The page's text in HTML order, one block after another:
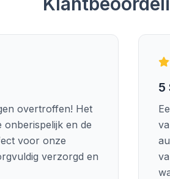
overtroffen! Het
onberispelijk en de
voor onze
verzorgd en
5